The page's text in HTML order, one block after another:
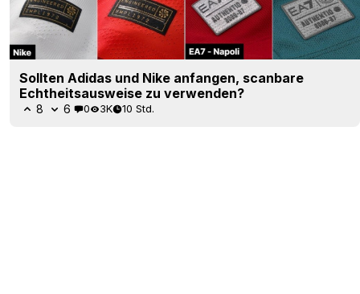
Sollten Adidas und Nike anfangen, scanbare
Echtheitsausweise zu verwenden?
8 6 0 3K 10 Std.